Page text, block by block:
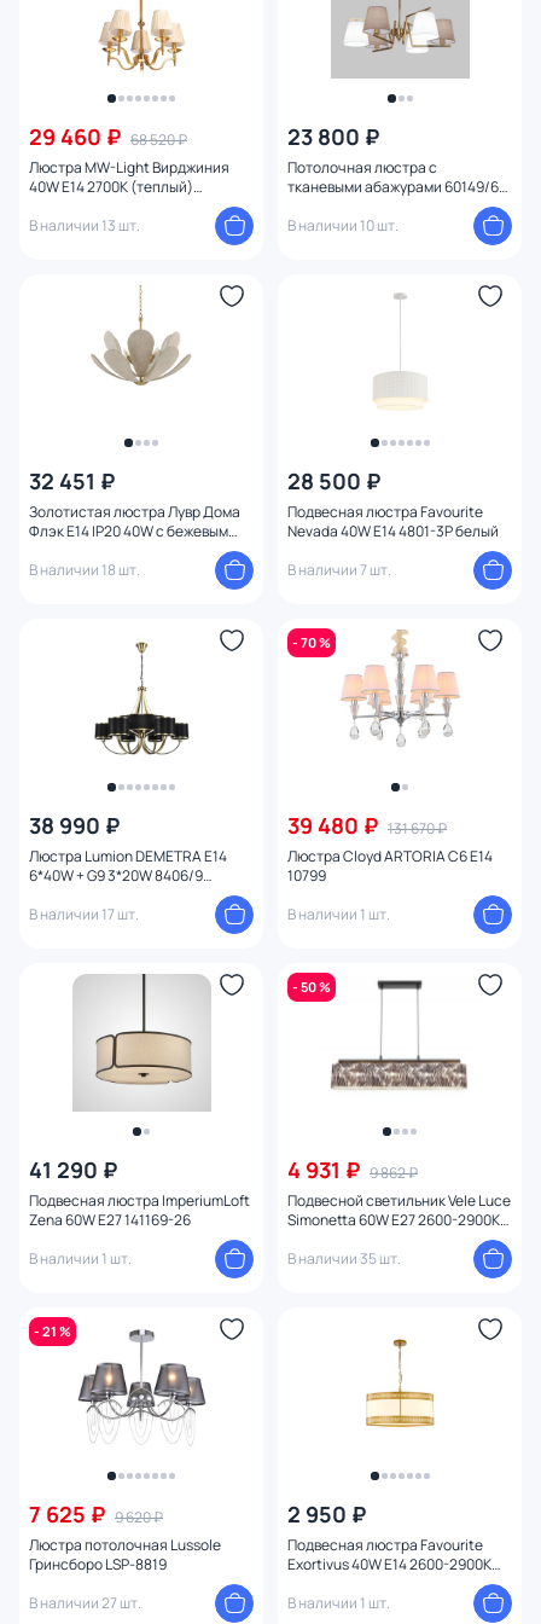
29 460 ₽ 68 520 ₽
Люстра MW-Light Вирджиния
40W E14 2700К (теплый)
В наличии 13 шт.
23 800 ₽
Потолочная люстра с
тканевыми абажурами 60149/6
В наличии 10 шт.
32 451 ₽
Золотистая люстра Лувр Дома
Флэк E14 IP20 40W с бежевым
В наличии 18 шт.
28 500 ₽
Подвесная люстра Favourite
Nevada 40W E14 4801-3P белый
В наличии 7 шт.
38 990 ₽
Люстра Lumion DEMETRA E14
6*40W + G9 3*20W 8406/9
В наличии 17 шт.
- 70 %
39 480 ₽ 131 670 ₽
Люстра Cloyd ARTORIA C6 E14
10799
В наличии 1 шт.
41 290 ₽
Подвесная люстра ImperiumLoft
Zena 60W E27 141169-26
В наличии 1 шт.
- 50 %
4 931 ₽ 9 862 ₽
Подвесной светильник Vele Luce
Simonetta 60W E27 2600-2900К
В наличии 35 шт.
- 21 %
7 625 ₽ 9 620 ₽
Люстра потолочная Lussole
Гринсборо LSP-8819
В наличии 27 шт.
2 950 ₽
Подвесная люстра Favourite
Exortivus 40W E14 2600-2900К
В наличии 1 шт.
Конструкция
Умный дом